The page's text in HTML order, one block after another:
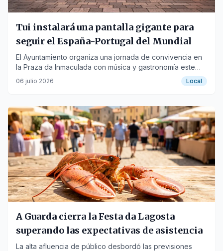
Tui instalará una pantalla gigante para
seguir el España-Portugal del Mundial
El Ayuntamiento organiza una jornada de convivencia en
la Praza da Inmaculada con música y gastronomía este
lunes.
06 julio 2026 Local
A Guarda cierra la Festa da Lagosta
superando las expectativas de asistencia
La alta afluencia de público desbordó las previsiones